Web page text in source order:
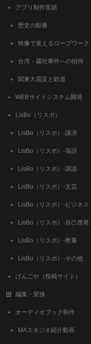
アプリ制作実績
歴史の順番
映像で覚えるロープワーク
台湾・霧社事件への招待
関東大震災と鉄道
WEBサイトシステム開発
LisBo（リスボ）
LisBo（リスボ）-講演
LisBo（リスボ）-落語
LisBo（リスボ）-講談
LisBo（リスボ）-文芸
LisBo（リスボ）-ビジネス
LisBo（リスボ）-自己啓発
LisBo（リスボ）-教養
LisBo（リスボ）-その他
げんごや（投稿サイト）
編集・変換
オーディオブック制作
MAスタジオ紹介動画